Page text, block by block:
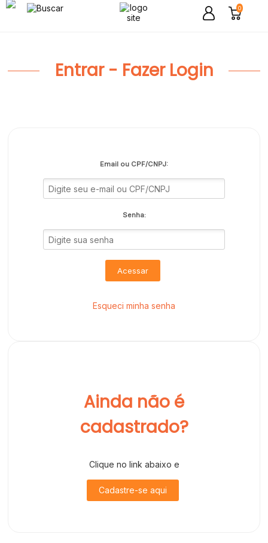
0
Entrar - Fazer Login
Email ou CPF/CNPJ:
Senha:
Acessar
Esqueci minha senha
Ainda não é
cadastrado?
Clique no link abaixo e
Cadastre-se aqui